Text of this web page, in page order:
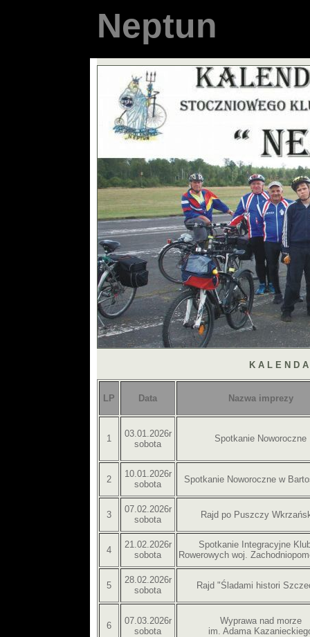
N e p t u n
K A L E N D
LP Data Nazwa imprezy
1
03.01.2026r
sobota
Spotkanie Noworoczne
2
10.01.2026r
sobota
Spotkanie Noworoczne w
3
07.02.2026r
sobota
Rajd po Puszczy
4
21.02.2026r
sobota
Spotkanie Integracyjne
Rowerowych woj.
5
28.02.2026r
sobota
Rajd "Śladami histori
6
07.03.2026r
sobota
Wyprawa nad morze
im. Adama